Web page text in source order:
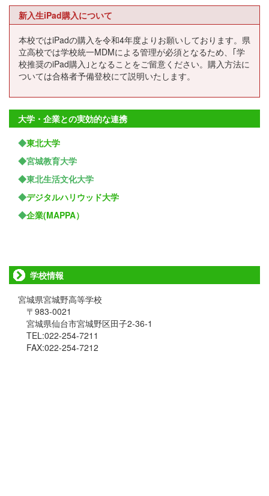
新入生iPad購入について
本校ではiPadの購入を令和4年度よりお願いしております。県
立高校では学校統一MDMによる管理が必須となるため、｢学
校推奨のiPad購入｣となることをご留意ください。購入方法に
ついては合格者予備登校にて説明いたします。
大学・企業との実効的な連携
◆東北大学
◆宮城教育大学
◆東北生活文化大学
◆デジタルハリウッド大学
◆企業(MAPPA）
学校情報
宮城県宮城野高等学校
〒983-0021
宮城県仙台市宮城野区田子2-36-1
TEL:022-254-7211
FAX:022-254-7212